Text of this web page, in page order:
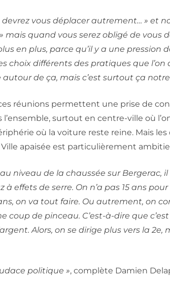
devrez vous déplacer autrement… » et
mais quand vous serez obligé de vous
en plus, parce qu’il y a une pression
choix différents des pratiques que
de ça, mais c’est surtout ça notre
réunions permettent une prise de
l’ensemble, surtout en centre-ville où
où la voiture reste reine. Mais
apaisée est particulièrement
niveau de la chaussée sur Bergerac,
effets de serre. On n’a pas 15 ans
on va tout faire. Ou autrement, on
coup de pinceau. C’est-à-dire que
Alors, on se dirige plus vers la
politique », complète Damien